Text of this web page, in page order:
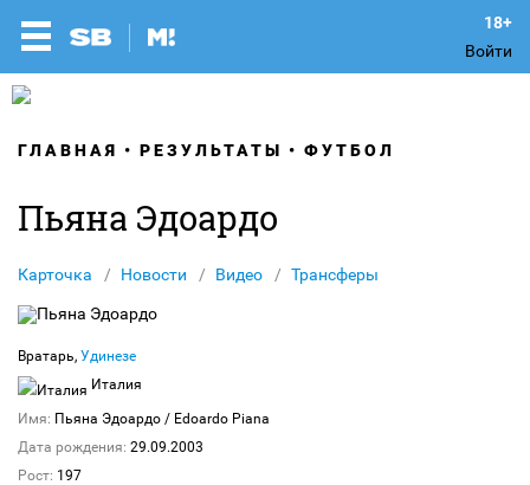
Войти
ГЛАВНАЯ РЕЗУЛЬТАТЫ ФУТБОЛ
Пьяна Эдоардо
Карточка Новости Видео Трансферы
Вратарь, Удинезе
Италия
Имя: Пьяна Эдоардо / Edoardo Piana
Дата рождения: 29.09.2003
Рост: 197